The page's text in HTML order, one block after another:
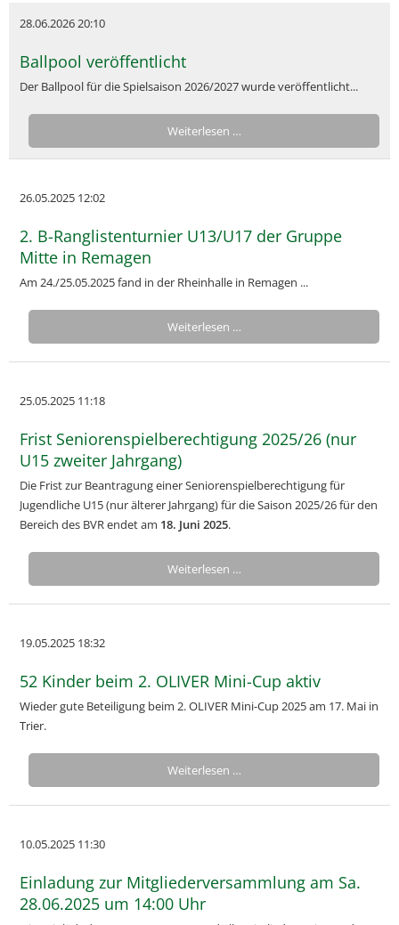
28.06.2026 20:10
Ballpool veröffentlicht
Der Ballpool für die Spielsaison 2026/2027 wurde veröffentlicht...
Weiterlesen …
26.05.2025 12:02
2. B-Ranglistenturnier U13/U17 der Gruppe
Mitte in Remagen
Am 24./25.05.2025 fand in der Rheinhalle in Remagen ...
Weiterlesen …
25.05.2025 11:18
Frist Seniorenspielberechtigung 2025/26 (nur
U15 zweiter Jahrgang)
Die Frist zur Beantragung einer Seniorenspielberechtigung für
Jugendliche U15 (nur älterer Jahrgang) für die Saison 2025/26 für den
Bereich des BVR endet am 18. Juni 2025.
Weiterlesen …
19.05.2025 18:32
52 Kinder beim 2. OLIVER Mini-Cup aktiv
Wieder gute Beteiligung beim 2. OLIVER Mini-Cup 2025 am 17. Mai in
Trier.
Weiterlesen …
10.05.2025 11:30
Einladung zur Mitgliederversammlung am Sa.
28.06.2025 um 14:00 Uhr